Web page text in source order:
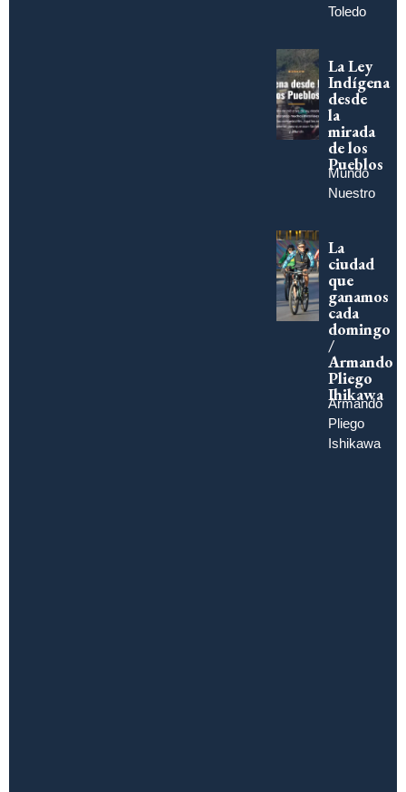
Toledo
La Ley
Indígena
desde
la
mirada
de los
Pueblos
Mundo
Nuestro
La
ciudad
que
ganamos
cada
domingo
/
Armando
Pliego
Ihikawa
Armando
Pliego
Ishikawa